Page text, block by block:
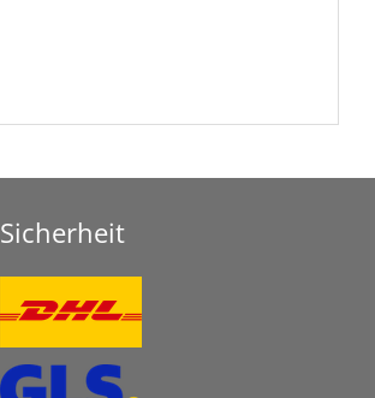
Sicherheit